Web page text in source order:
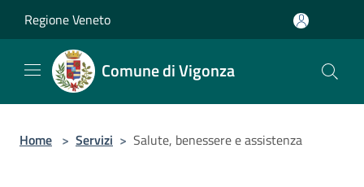
Regione Veneto
Comune di Vigonza
Home > Servizi > Salute, benessere e assistenza